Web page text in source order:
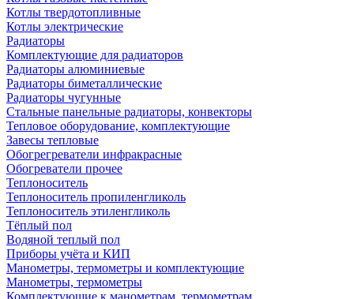
Котлы твердотопливные
Котлы электрические
Радиаторы
Комплектующие для радиаторов
Радиаторы алюминиевые
Радиаторы биметаллические
Радиаторы чугунные
Стальные панельные радиаторы, конвекторы
Тепловое оборудование, комплектующие
Завесы тепловые
Обогрегреватели инфракрасные
Обогреватели прочее
Теплоноситель
Теплоноситель пропиленгликоль
Теплоноситель этиленгликоль
Тёплый пол
Водяной теплый пол
Приборы учёта и КИП
Манометры, термометры и комплектующие
Манометры, термометры
Комплектующие к манометрам, термометрам